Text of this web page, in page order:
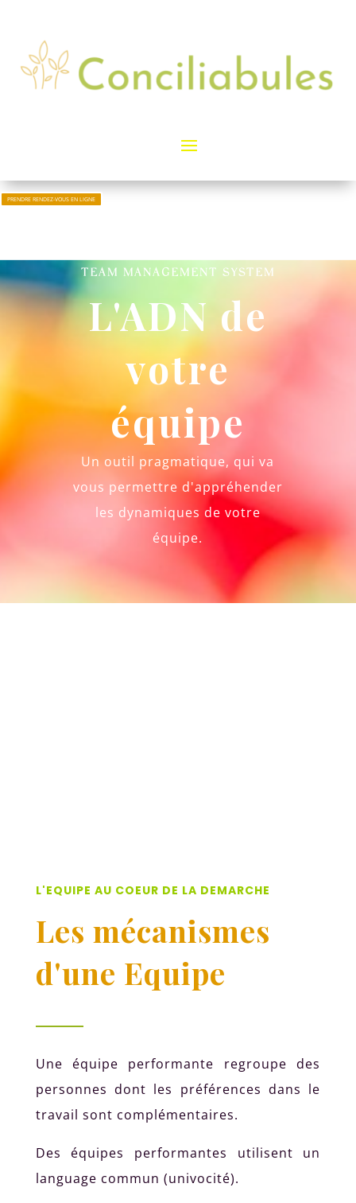
PRENDRE RENDEZ-VOUS EN LIGNE
TEAM MANAGEMENT SYSTEM
L'ADN de
votre
équipe
Un outil pragmatique, qui va
vous permettre d'appréhender
les dynamiques de votre
équipe.
L'EQUIPE AU COEUR DE LA DEMARCHE
Les mécanismes
d'une Equipe
Une équipe performante regroupe des
personnes dont les préférences dans le
travail sont complémentaires.
Des équipes performantes utilisent un
language commun (univocité).